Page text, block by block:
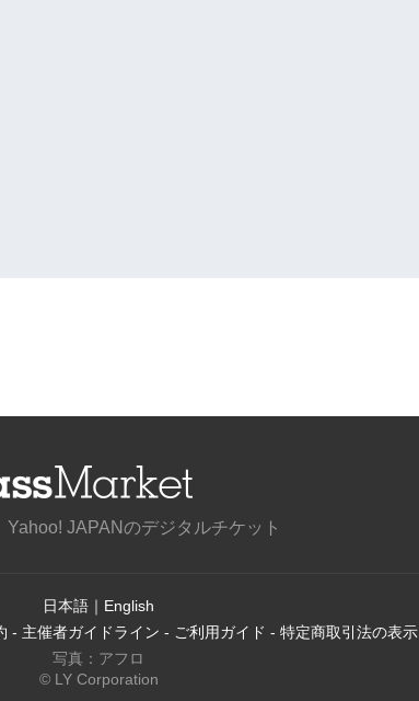
JAPANのデジタルチケット
日本語 ｜ English
- 主催者ガイドライン - ご利用ガイド - 特定商取引法の表示
写真：アフロ
© LY Corporation